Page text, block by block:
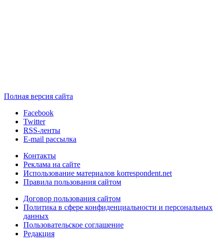
Полная версия сайта
Facebook
Twitter
RSS-ленты
E-mail рассылка
Контакты
Реклама на сайте
Использование материалов korrespondent.net
Правила пользования сайтом
Договор пользования сайтом
Политика в сфере конфиденциальности и персональных
данных
Пользовательское соглашение
Редакция